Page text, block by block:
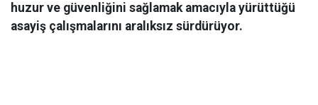
huzur ve güvenliğini sağlamak amacıyla yürüttüğü
asayiş çalışmalarını aralıksız sürdürüyor.